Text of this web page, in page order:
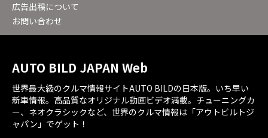
広告出稿について
お問い合わせ
AUTO BILD JAPAN Web
世界最大級のクルマ情報サイトAUTO BILDの日本版。いち早い
新車情報。高品質なオリジナル動画ビデオ満載。チューニングカ
ー、ネオクラシックなど、世界のクルマ情報は「アウトビルトジ
ャパン」でゲット！